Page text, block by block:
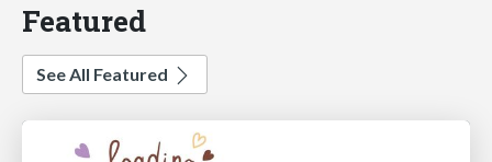
Featured
See All Featured